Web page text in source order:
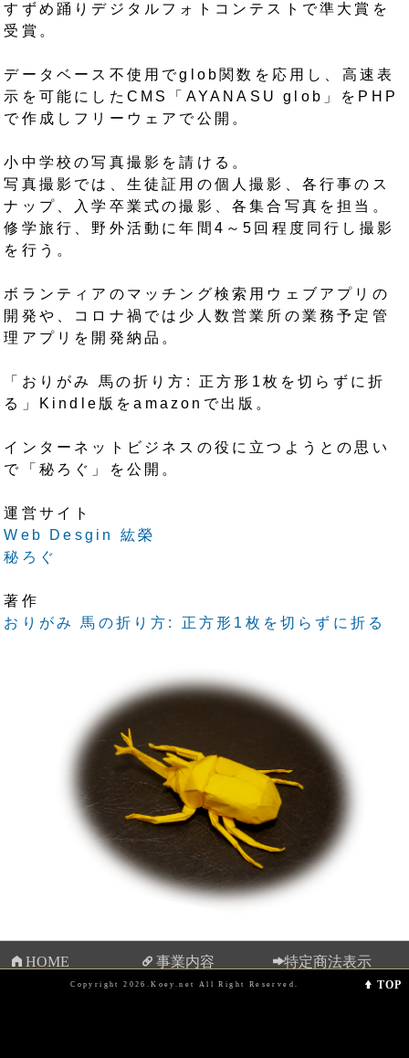
すずめ踊りデジタルフォトコンテストで準大賞を
受賞。
データベース不使用でglob関数を応用し、高速表
示を可能にしたCMS「AYANASU glob」をPHP
で作成しフリーウェアで公開。
小中学校の写真撮影を請ける。
写真撮影では、生徒証用の個人撮影、各行事のス
ナップ、入学卒業式の撮影、各集合写真を担当。
修学旅行、野外活動に年間4～5回程度同行し撮影
を行う。
ボランティアのマッチング検索用ウェブアプリの
開発や、コロナ禍では少人数営業所の業務予定管
理アプリを開発納品。
「おりがみ 馬の折り方: 正方形1枚を切らずに折
る」Kindle版をamazonで出版。
インターネットビジネスの役に立つようとの思い
で「秘ろぐ」を公開。
運営サイト
Web Desgin 紘榮
秘ろぐ
著作
おりがみ 馬の折り方: 正方形1枚を切らずに折る
HOME 事業内容
特定商法表示
プライバシーポリ
Copyright 2026.Koey.net All Right Reserved.